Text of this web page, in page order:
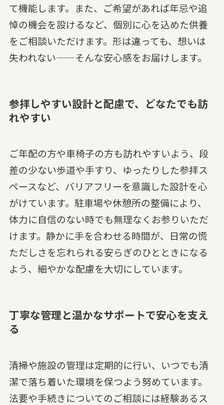
て機能します。また、ご希望があれば年忌や追
悼の機会を設けるなど、個別に心を込めた供養
をご相談いただけます。形は違っても、想いは
失われない——そんな安心感をお届けします。
参拝しやすい設計と配慮で、どなたでも訪
れやすい
ご年配の方や車椅子の方も訪れやすいよう、段
差の少ない歩道や手すり、ゆったりした参拝ス
ペースなど、バリアフリーを意識した設計を心
がけています。駐車場や休憩所の整備により、
体力に自信のない時でも無理なくお参りいただ
けます。静かに手を合わせる時間が、日常の慌
ただしさを忘れられる安らぎのひとときになる
よう、細やかな配慮を大切にしています。
丁寧な管理と温かなサポートで安心を支え
る
清掃や施設の管理は定期的に行い、いつでも清
潔で落ち着いた環境を保つよう努めています。
法要や手続きについてのご相談には経験あるス